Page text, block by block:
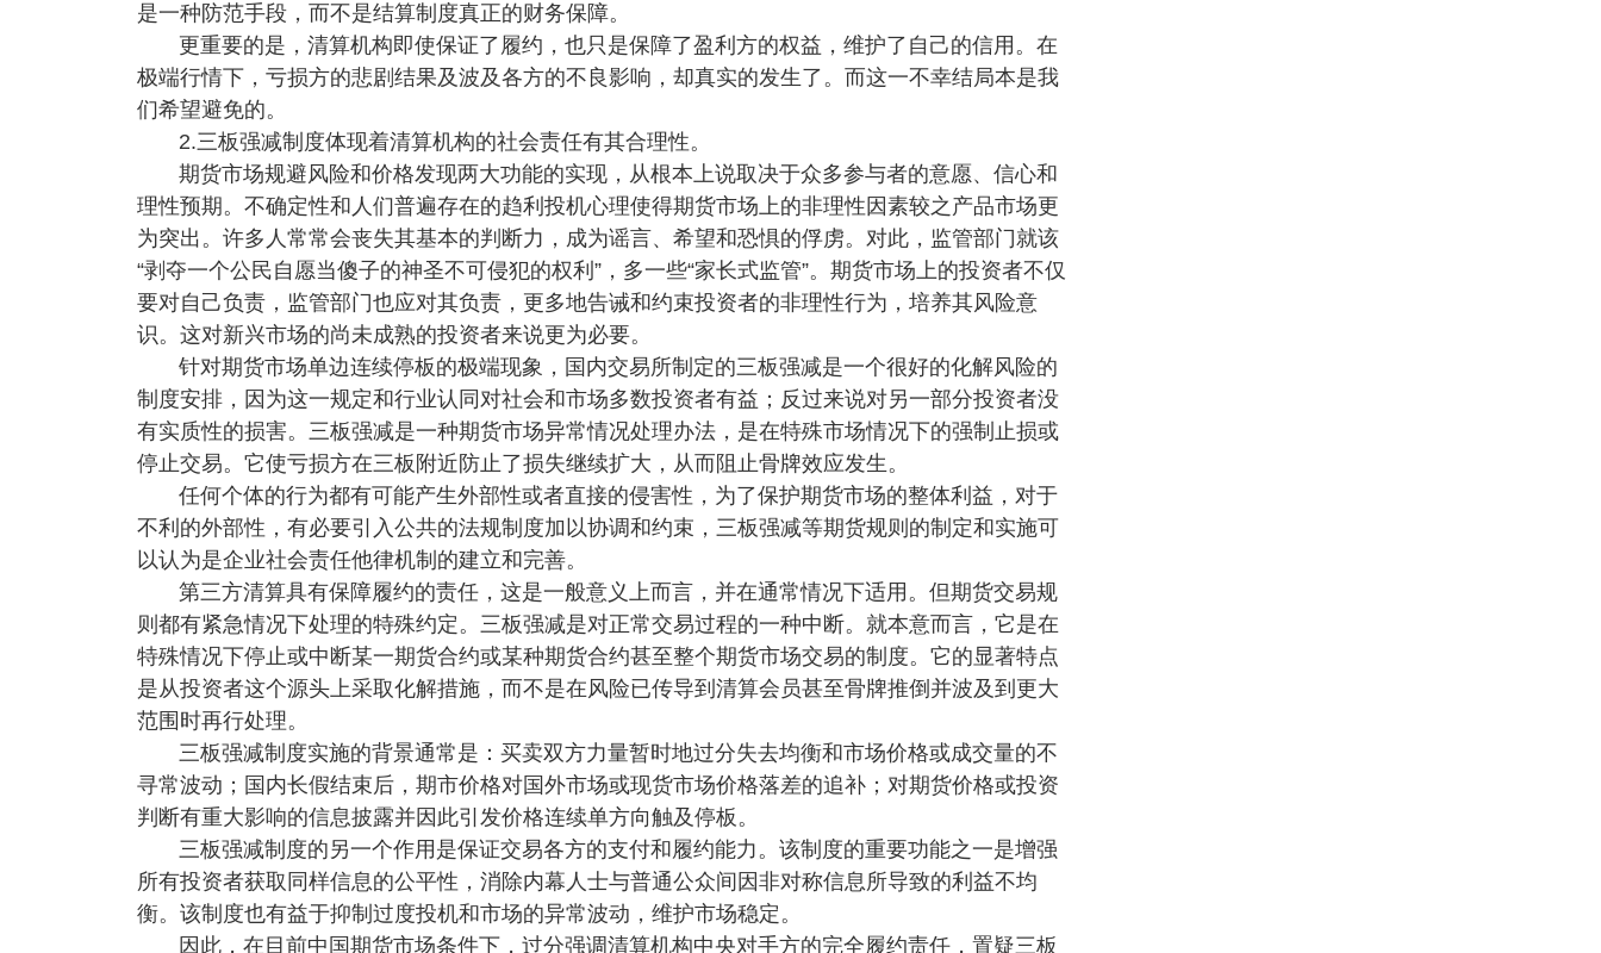
是一种防范手段，而不是结算制度真正的财务保障。
更重要的是，清算机构即使保证了履约，也只是保障了盈利方的权益，维护了自己的信用。在
极端行情下，亏损方的悲剧结果及波及各方的不良影响，却真实的发生了。而这一不幸结局本是我
们希望避免的。
2.三板强减制度体现着清算机构的社会责任有其合理性。
期货市场规避风险和价格发现两大功能的实现，从根本上说取决于众多参与者的意愿、信心和
理性预期。不确定性和人们普遍存在的趋利投机心理使得期货市场上的非理性因素较之产品市场更
为突出。许多人常常会丧失其基本的判断力，成为谣言、希望和恐惧的俘虏。对此，监管部门就该
“剥夺一个公民自愿当傻子的神圣不可侵犯的权利”，多一些“家长式监管”。期货市场上的投资者不仅
要对自己负责，监管部门也应对其负责，更多地告诫和约束投资者的非理性行为，培养其风险意
识。这对新兴市场的尚未成熟的投资者来说更为必要。
针对期货市场单边连续停板的极端现象，国内交易所制定的三板强减是一个很好的化解风险的
制度安排，因为这一规定和行业认同对社会和市场多数投资者有益；反过来说对另一部分投资者没
有实质性的损害。三板强减是一种期货市场异常情况处理办法，是在特殊市场情况下的强制止损或
停止交易。它使亏损方在三板附近防止了损失继续扩大，从而阻止骨牌效应发生。
任何个体的行为都有可能产生外部性或者直接的侵害性，为了保护期货市场的整体利益，对于
不利的外部性，有必要引入公共的法规制度加以协调和约束，三板强减等期货规则的制定和实施可
以认为是企业社会责任他律机制的建立和完善。
第三方清算具有保障履约的责任，这是一般意义上而言，并在通常情况下适用。但期货交易规
则都有紧急情况下处理的特殊约定。三板强减是对正常交易过程的一种中断。就本意而言，它是在
特殊情况下停止或中断某一期货合约或某种期货合约甚至整个期货市场交易的制度。它的显著特点
是从投资者这个源头上采取化解措施，而不是在风险已传导到清算会员甚至骨牌推倒并波及到更大
范围时再行处理。
三板强减制度实施的背景通常是：买卖双方力量暂时地过分失去均衡和市场价格或成交量的不
寻常波动；国内长假结束后，期市价格对国外市场或现货市场价格落差的追补；对期货价格或投资
判断有重大影响的信息披露并因此引发价格连续单方向触及停板。
三板强减制度的另一个作用是保证交易各方的支付和履约能力。该制度的重要功能之一是增强
所有投资者获取同样信息的公平性，消除内幕人士与普通公众间因非对称信息所导致的利益不均
衡。该制度也有益于抑制过度投机和市场的异常波动，维护市场稳定。
因此，在目前中国期货市场条件下，过分强调清算机构中央对手方的完全履约责任，置疑三板